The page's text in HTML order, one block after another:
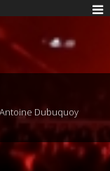
Dubuquoy